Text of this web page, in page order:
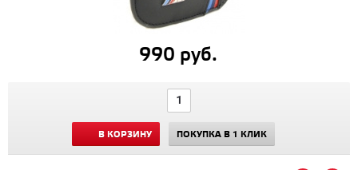
990 руб.
В КОРЗИНУ ПОКУПКА В 1 КЛИК